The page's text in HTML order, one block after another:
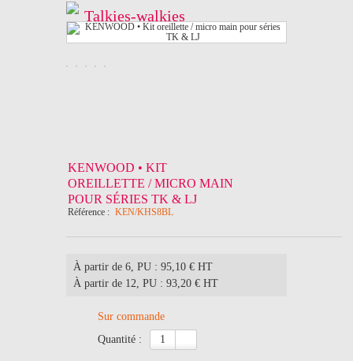
Talkies-walkies
KENWOOD • KIT
OREILLETTE / MICRO MAIN
POUR SÉRIES TK & LJ
Référence : KEN/KHS8BL
À partir de 6, PU : 95,10 € HT
À partir de 12, PU : 93,20 € HT
Sur commande
quantité :